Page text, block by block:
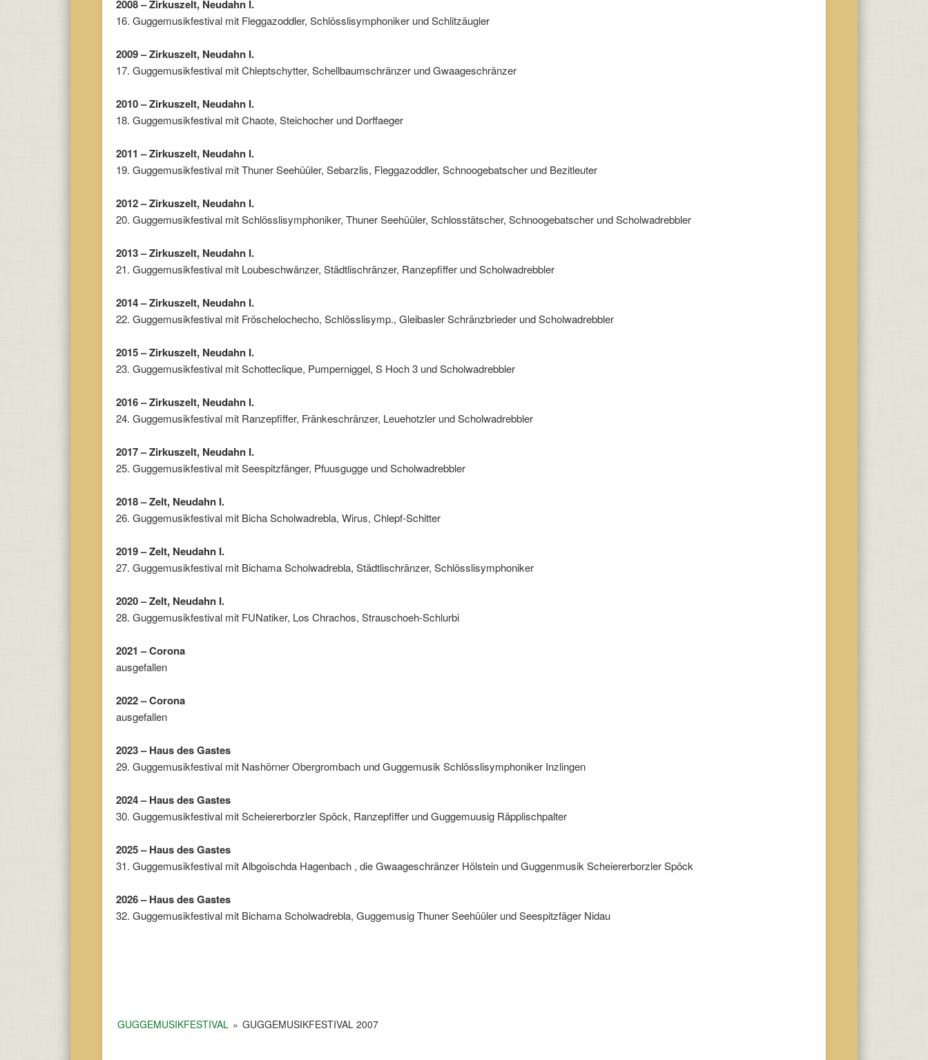
2008 – Zirkuszelt, Neudahn I.
16. Guggemusikfestival mit Fleggazoddler, Schlösslisymphoniker und Schlitzäugler
2009 – Zirkuszelt, Neudahn I.
17. Guggemusikfestival mit Chleptschytter, Schellbaumschränzer und Gwaageschränzer
2010 – Zirkuszelt, Neudahn I.
18. Guggemusikfestival mit Chaote, Steichocher und Dorffaeger
2011 – Zirkuszelt, Neudahn I.
19. Guggemusikfestival mit Thuner Seehüüler, Sebarzlis, Fleggazoddler, Schnoogebatscher und Bezitleuter
2012 – Zirkuszelt, Neudahn I.
20. Guggemusikfestival mit Schlösslisymphoniker, Thuner Seehüüler, Schlosstätscher, Schnoogebatscher und Scholwadrebbler
2013 – Zirkuszelt, Neudahn I.
21. Guggemusikfestival mit Loubeschwänzer, Städtlischränzer, Ranzepfiffer und Scholwadrebbler
2014 – Zirkuszelt, Neudahn I.
22. Guggemusikfestival mit Fröschelochecho, Schlösslisymp., Gleibasler Schränzbrieder und Scholwadrebbler
2015 – Zirkuszelt, Neudahn I.
23. Guggemusikfestival mit Schotteclique, Pumperniggel, S Hoch 3 und Scholwadrebbler
2016 – Zirkuszelt, Neudahn I.
24. Guggemusikfestival mit Ranzepfiffer, Fränkeschränzer, Leuehotzler und Scholwadrebbler
2017 – Zirkuszelt, Neudahn I.
25. Guggemusikfestival mit Seespitzfänger, Pfuusgugge und Scholwadrebbler
2018 – Zelt, Neudahn I.
26. Guggemusikfestival mit Bicha Scholwadrebla, Wirus, Chlepf-Schitter
2019 – Zelt, Neudahn I.
27. Guggemusikfestival mit Bichama Scholwadrebla, Städtlischränzer, Schlösslisymphoniker
2020 – Zelt, Neudahn I.
28. Guggemusikfestival mit FUNatiker, Los Chrachos, Strauschoeh-Schlurbi
2021 – Corona
ausgefallen
2022 – Corona
ausgefallen
2023 – Haus des Gastes
29. Guggemusikfestival mit Nashörner Obergrombach undGuggemusik Schlösslisymphoniker Inzlingen
2024 – Haus des Gastes
30. Guggemusikfestival mitScheiererborzler Spöck, RanzepfifferundGuggemuusig Räpplischpalter
2025 – Haus des Gastes
31. Guggemusikfestival mit Albgoischda Hagenbach , die Gwaageschränzer Hölstein und Guggenmusik Scheiererborzler Spöck
2026 – Haus des Gastes
32. Guggemusikfestival mit Bichama Scholwadrebla, Guggemusig Thuner Seehüüler und Seespitzfäger Nidau
GUGGEMUSIKFESTIVAL » GUGGEMUSIKFESTIVAL 2007